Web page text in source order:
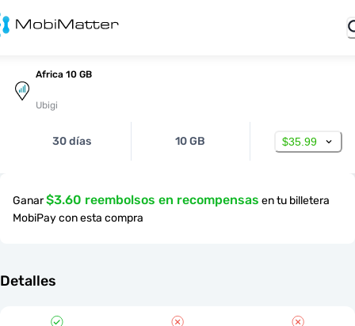
Africa 10 GB
Ubigi
30 días 10 GB $35.99
Ganar$3.60 reembolsos en recompensas en tu billetera
MobiPay con esta compra
Detalles